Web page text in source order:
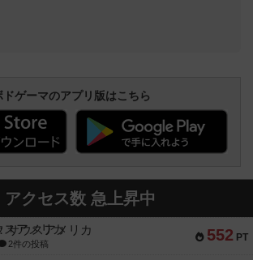
ドゲーマのアプリ版はこちら
アクセス数 急上昇中
552 PT
サウスアメリカ
2件の投稿